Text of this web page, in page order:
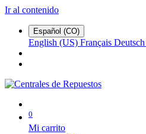
Ir al contenido
Español (CO)
English (US) Français Deutsch
0
Mi carrito